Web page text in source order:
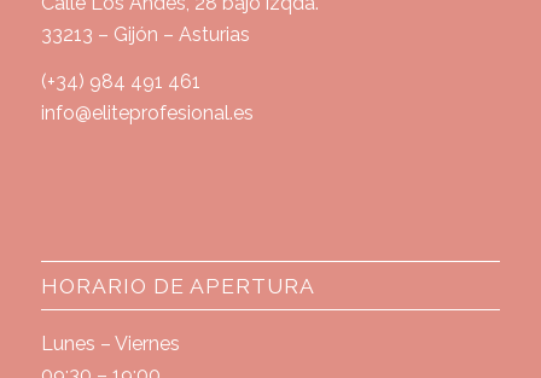
33213 – Gijón – Asturias
(+34) 984 491 461
info@eliteprofesional.es
HORARIO DE APERTURA
Lunes – Viernes